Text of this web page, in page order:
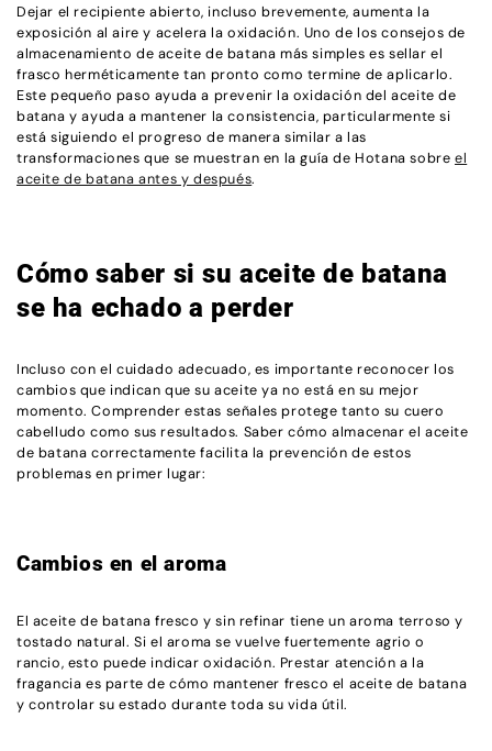
Dejar el recipiente abierto, incluso brevemente, aumenta la
exposición al aire y acelera la oxidación. Uno de los consejos de
almacenamiento de aceite de batana más simples es sellar el
frasco herméticamente tan pronto como termine de aplicarlo.
Este pequeño paso ayuda a prevenir la oxidación del aceite de
batana y ayuda a mantener la consistencia, particularmente si
está siguiendo el progreso de manera similar a las
transformaciones que se muestran en la guía de Hotana sobreel
aceite de batana antes y después.
Cómo saber si su aceite de batana
se ha echado a perder
Incluso con el cuidado adecuado, es importante reconocer los
cambios que indican que su aceite ya no está en su mejor
momento. Comprender estas señales protege tanto su cuero
cabelludo como sus resultados. Saber cómo almacenar el aceite
de batana correctamente facilita la prevención de estos
problemas en primer lugar:
Cambios en el aroma
El aceite de batana fresco y sin refinar tiene un aroma terroso y
tostado natural. Si el aroma se vuelve fuertemente agrio o
rancio, esto puede indicar oxidación. Prestar atención a la
fragancia es parte de cómo mantener fresco el aceite de batana
y controlar su estado durante toda su vida útil.